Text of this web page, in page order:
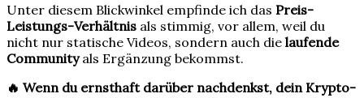
Unter diesem Blickwinkel empfinde ich das Preis-
Leistungs-Verhältnis als stimmig, vor allem, weil du
nicht nur statische Videos, sondern auch die laufende
Communityals Ergänzung bekommst.
🔥 Wenn du ernsthaft darüber nachdenkst, dein Krypto-